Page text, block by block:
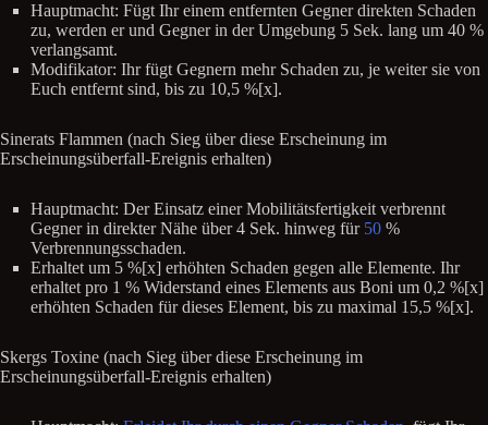
Hauptmacht: Fügt Ihr einem entfernten Gegner direkten Schaden
zu, werden er und Gegner in der Umgebung 5 Sek. lang um 40 %
verlangsamt.
Modifikator: Ihr fügt Gegnern mehr Schaden zu, je weiter sie von
Euch entfernt sind, bis zu 10,5 %[x].
Sinerats Flammen (nach Sieg über diese Erscheinung im
Erscheinungsüberfall-Ereignis erhalten)
Hauptmacht: Der Einsatz einer Mobilitätsfertigkeit verbrennt
Gegner in direkter Nähe über 4 Sek. hinweg für 50 %
Verbrennungsschaden.
Erhaltet um 5 %[x] erhöhten Schaden gegen alle Elemente. Ihr
erhaltet pro 1 % Widerstand eines Elements aus Boni um 0,2 %[x]
erhöhten Schaden für dieses Element, bis zu maximal 15,5 %[x].
Skergs Toxine (nach Sieg über diese Erscheinung im
Erscheinungsüberfall-Ereignis erhalten)